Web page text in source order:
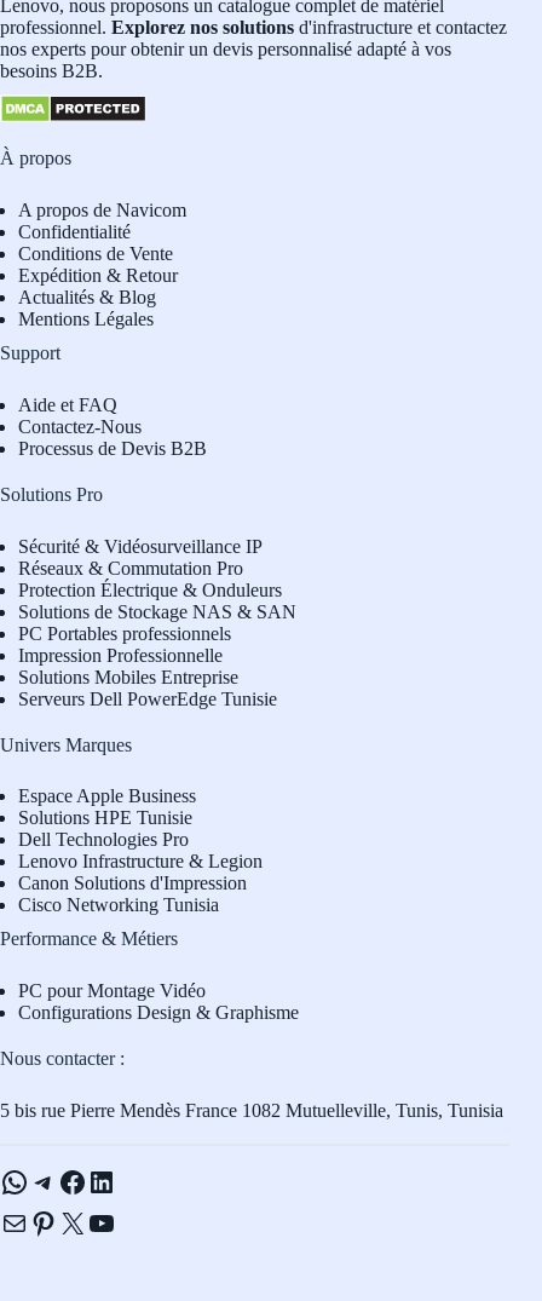
Lenovo, nous proposons un catalogue complet de matériel
professionnel. Explorez nos solutions d'infrastructure et contactez
nos experts pour obtenir un devis personnalisé adapté à vos
besoins B2B.
À propos
A propos de Navicom
Confidentialité
Conditions de Vente
Expédition & Retour
Actualités & Blog
Mentions Légales
Support
Aide et FAQ
Contactez-Nous
Processus de Devis B2B
Solutions Pro
Sécurité & Vidéosurveillance IP
Réseaux & Commutation Pro
Protection Électrique & Onduleurs
Solutions de Stockage NAS & SAN
PC Portables professionnels
Impression Professionnelle
Solutions Mobiles Entreprise
Serveurs Dell PowerEdge Tunisie
Univers Marques
Espace Apple Business
Solutions HPE Tunisie
Dell Technologies Pro
Lenovo Infrastructure & Legion
Canon Solutions d'Impression
Cisco Networking Tunisia
Performance & Métiers
PC pour Montage Vidéo
Configurations Design & Graphisme
Nous contacter :
5 bis rue Pierre Mendès France 1082 Mutuelleville, Tunis, Tunisia
WhatsApp
Telegram
Facebook
LinkedIn
E-mailPinterest
X YouTube